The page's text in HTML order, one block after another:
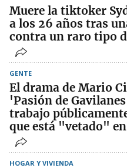
Muere la tiktoker
a los 26 años tras
contra un raro tipo
GENTE
El drama de Mario
'Pasión de
trabajo
que está "vetado"
HOGAR Y VIVIENDA